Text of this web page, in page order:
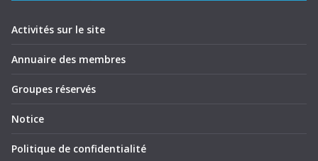
Activités sur le site
Annuaire des membres
Groupes réservés
Notice
Politique de confidentialité